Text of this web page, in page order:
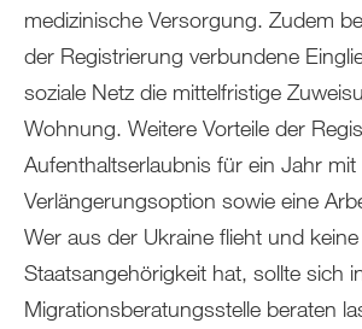
medizinische Versorgung. Zudem
der Registrierung verbundene
soziale Netz die mittelfristige
Wohnung. Weitere Vorteile der
Aufenthaltserlaubnis für ein Jahr mit
Verlängerungsoption sowie eine
Wer aus der Ukraine flieht und
Staatsangehörigkeit hat, sollte sich
Migrationsberatungsstelle beraten